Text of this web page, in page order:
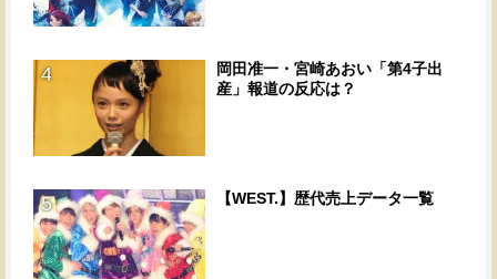
4
岡田准一・宮崎あおい「第4子出
産」報道の反応は？
5 【WEST.】歴代売上データ一覧